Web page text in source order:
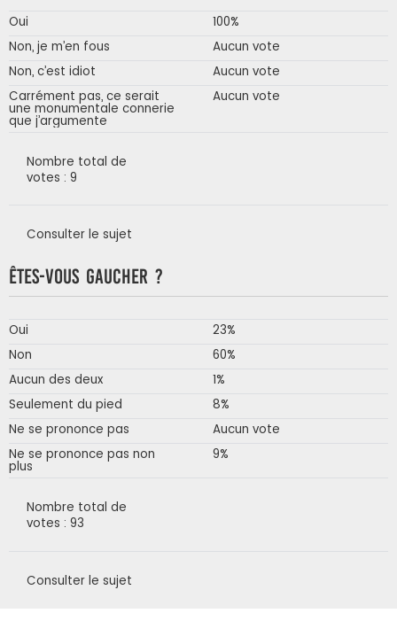
Oui
100%
Non, je m’en fous
Aucun vote
Non, c’est idiot
Aucun vote
Carrément pas, ce serait
une monumentale connerie
que j’argumente
Aucun vote
Nombre total de
votes : 9
Consulter le sujet
Êtes-vous gaucher ?
Oui
23%
Non
60%
Aucun des deux
1%
Seulement du pied
8%
Ne se prononce pas
Aucun vote
Ne se prononce pas non
plus
9%
Nombre total de
votes : 93
Consulter le sujet